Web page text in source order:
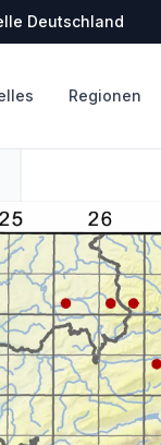
Deutschland
Regionen